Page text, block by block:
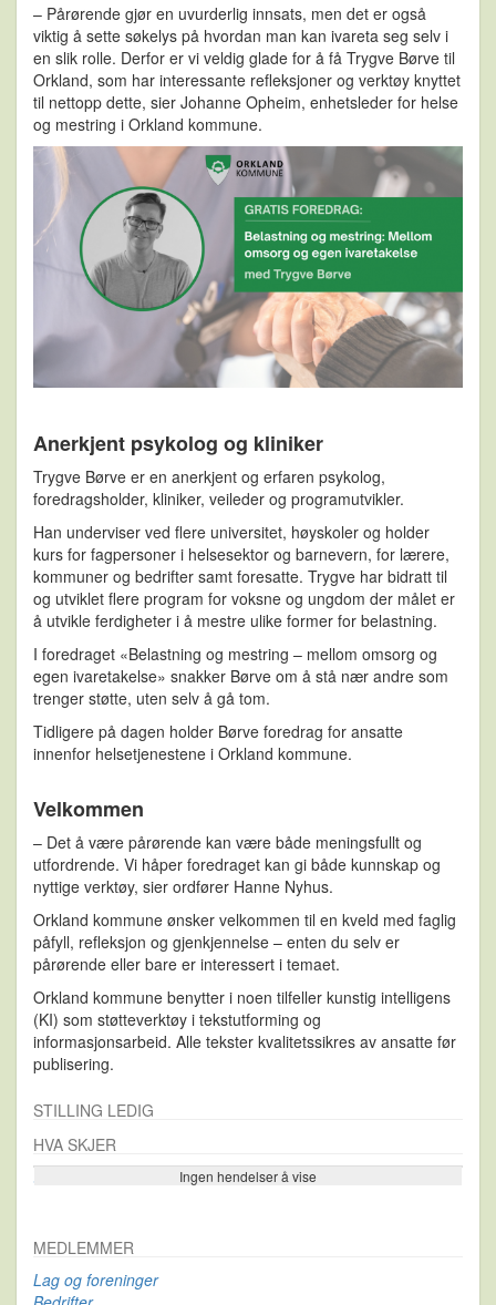
– Pårørende gjør en uvurderlig innsats, men det er også
viktig å sette søkelys på hvordan man kan ivareta seg selv i
en slik rolle. Derfor er vi veldig glade for å få Trygve Børve til
Orkland, som har interessante refleksjoner og verktøy knyttet
til nettopp dette, sier Johanne Opheim, enhetsleder for helse
og mestring i Orkland kommune.
Anerkjent psykolog og kliniker
Trygve Børve er en anerkjent og erfaren psykolog,
foredragsholder, kliniker, veileder og programutvikler.
Han underviser ved flere universitet, høyskoler og holder
kurs for fagpersoner i helsesektor og barnevern, for lærere,
kommuner og bedrifter samt foresatte. Trygve har bidratt til
og utviklet flere program for voksne og ungdom der målet er
å utvikle ferdigheter i å mestre ulike former for belastning.
I foredraget «Belastning og mestring – mellom omsorg og
egen ivaretakelse» snakker Børve om å stå nær andre som
trenger støtte, uten selv å gå tom.
Tidligere på dagen holder Børve foredrag for ansatte
innenfor helsetjenestene i Orkland kommune.
Velkommen
– Det å være pårørende kan være både meningsfullt og
utfordrende. Vi håper foredraget kan gi både kunnskap og
nyttige verktøy, sier ordfører Hanne Nyhus.
Orkland kommune ønsker velkommen til en kveld med faglig
påfyll, refleksjon og gjenkjennelse – enten du selv er
pårørende eller bare er interessert i temaet.
Orkland kommune benytter i noen tilfeller kunstig intelligens
(KI) som støtteverktøy i tekstutforming og
informasjonsarbeid. Alle tekster kvalitetssikres av ansatte før
publisering.
STILLING LEDIG
HVA SKJER
Ingen hendelser å vise
Se flere…
MEDLEMMER
Lag og foreninger